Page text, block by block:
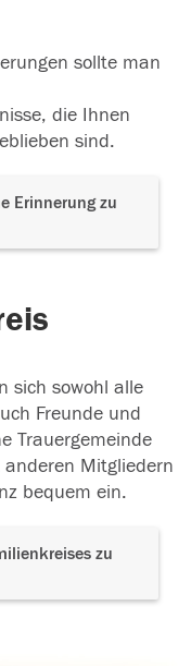
sollte man
die Ihnen
sind.
Erinnerung zu
sich sowohl alle
Freunde und
Trauergemeinde
Mitgliedern
bequem ein.
zu